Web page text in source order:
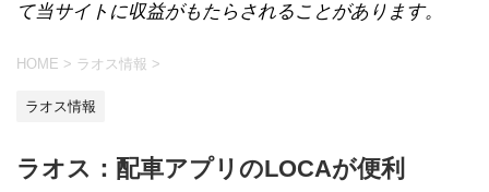
て当サイトに収益がもたらされることがあります。
HOME > ラオス情報 >
ラオス情報
ラオス：配車アプリのLOCAが便利